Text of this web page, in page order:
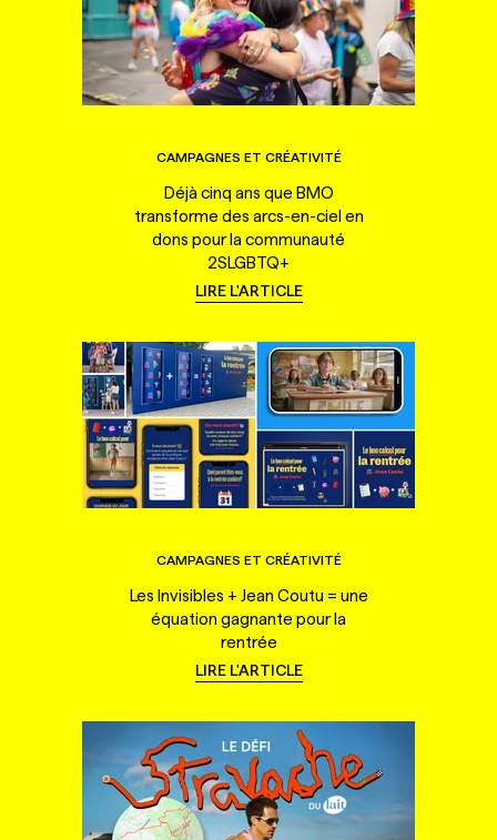
CAMPAGNES ET CRÉATIVITÉ
Déjà cinq ans que BMO
transforme des arcs-en-ciel en
dons pour la communauté
2SLGBTQ+
LIRE L'ARTICLE
CAMPAGNES ET CRÉATIVITÉ
Les Invisibles + Jean Coutu = une
équation gagnante pour la
rentrée
LIRE L'ARTICLE